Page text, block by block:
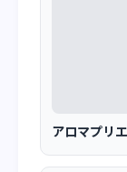
アロマプリ